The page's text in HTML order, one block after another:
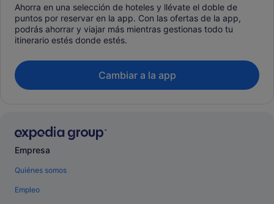
Ahorra en una selección de hoteles y llévate el doble de
puntos por reservar en la app. Con las ofertas de la app,
podrás ahorrar y viajar más mientras gestionas todo tu
itinerario estés donde estés.
Cambiar a la app
Empresa
Quiénes somos
Empleo